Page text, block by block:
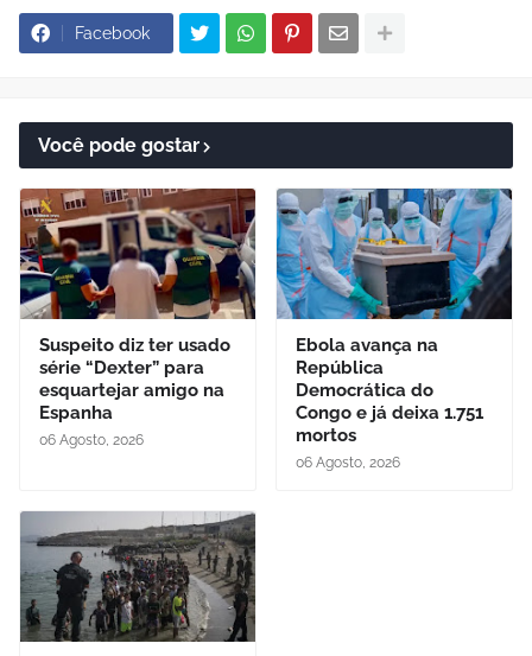
Facebook
Você pode gostar
Suspeito diz ter usado
série “Dexter” para
esquartejar amigo na
Espanha
06 Agosto, 2026
Ebola avança na
República
Democrática do
Congo e já deixa 1.751
mortos
06 Agosto, 2026